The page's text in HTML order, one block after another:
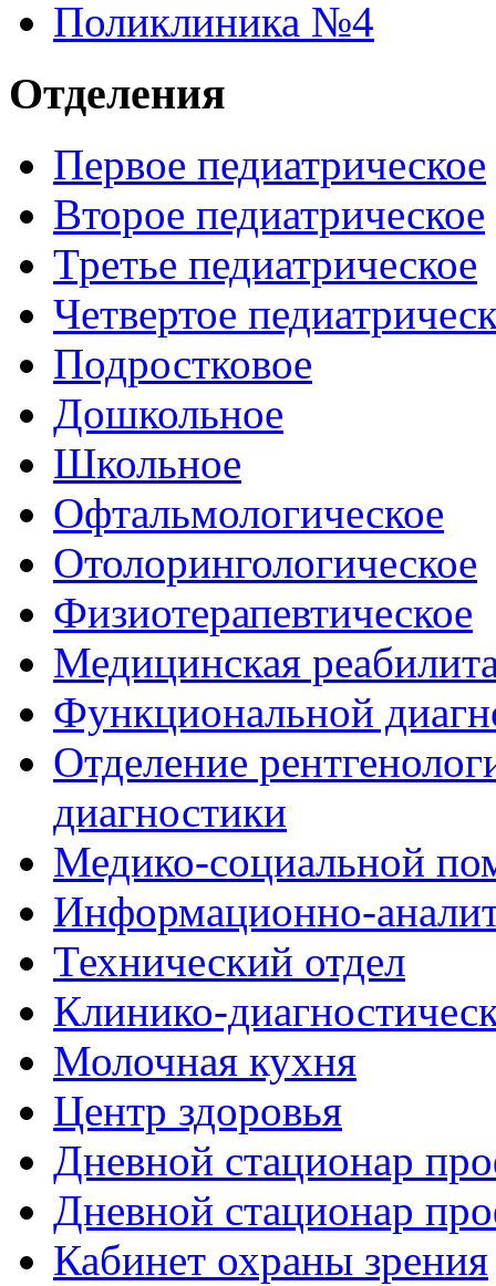
Поликлиника №4
Отделения
Первое педиатрическое
Второе педиатрическое
Третье педиатрическое
Четвертое
Подростковое
Дошкольное
Школьное
Офтальмологическое
Отолорингологическое
Физиотерапевтическое
Медицинская
Функциональной
Отделение
диагностики
Медико-социальной
Информационно-
Технический отдел
Клинико-
Молочная кухня
Центр здоровья
Дневной стационар
Дневной стационар
Кабинет охраны зрения